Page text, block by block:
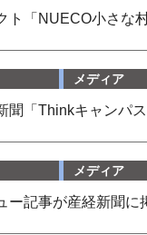
ト「NUECO小さな
メディア
聞「Thinkキャンパ
メディア
ー記事が産経新聞に